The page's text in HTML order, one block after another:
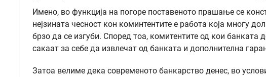
Имено, во функција на погоре поставеното прашање се
нејзината чесност кон коминтентите е работа која многу
брзо да се изгуби. Според тоа, комитентите од кои
сакаат за себе да извлечат од банката и дополнителна
Затоа велиме дека современото банкарство денес, во